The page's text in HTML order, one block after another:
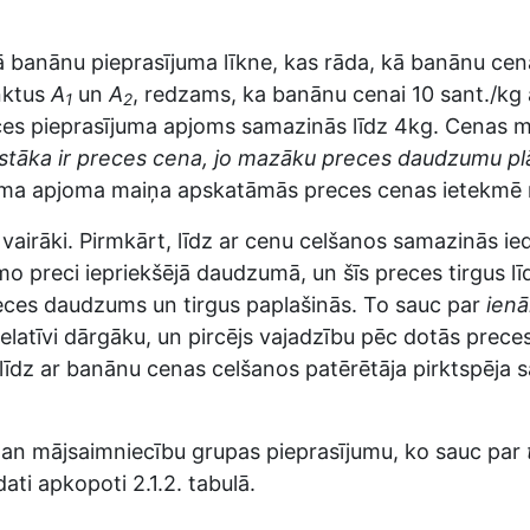
pieprasījuma līkne, kas rāda, kā banānu
A1 un A2, redzams, ka banānu cenai 10 sant./
pieprasījuma apjoms samazinās līdz 4kg. Cenas
ir preces cena, jo mazāku preces daudzumu
apjoma maiņa apskatāmās preces cenas
Pirmkārt, līdz ar cenu celšanos samazinās
preci iepriekšējā daudzumā, un šīs preces tirgus
daudzums un tirgus paplašinās. To sauc par
dārgāku, un pircējs vajadzību pēc dotās
ar banānu cenas celšanos patērētāja pirktspēja
mājsaimniecību grupas pieprasījumu, ko sauc par
apkopoti 2.1.2. tabulā.